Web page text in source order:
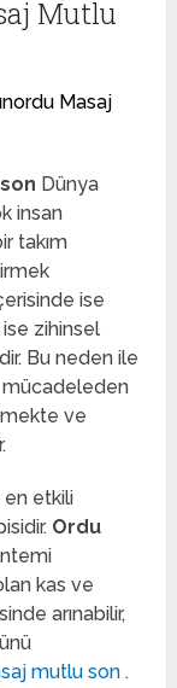
Mutlu
Masaj
Dünya
insan
takım
ise
zihinsel
Bu neden ile
mücadeleden
ve
en etkili
Ordu
kas ve
arınabilir,
mutlu son.